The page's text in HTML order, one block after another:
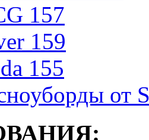
157
159
155
от